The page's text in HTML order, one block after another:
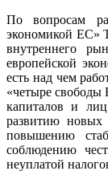
По вопросам
экономикой ЕС»
внутреннего
европейской
есть над чем
«четыре свободы
капиталов и
развитию новых
повышению
соблюдению
неуплатой